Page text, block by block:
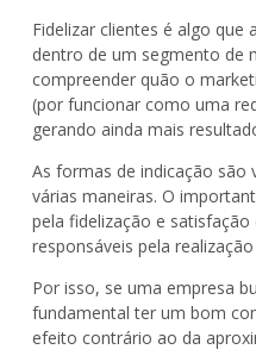
Fidelizar clientes é algo que
dentro de um segmento de
compreender quão o
(por funcionar como uma
gerando ainda mais
As formas de indicação são
várias maneiras. O
pela fidelização e
responsáveis pela
Por isso, se uma empresa
fundamental ter um bom
efeito contrário ao da